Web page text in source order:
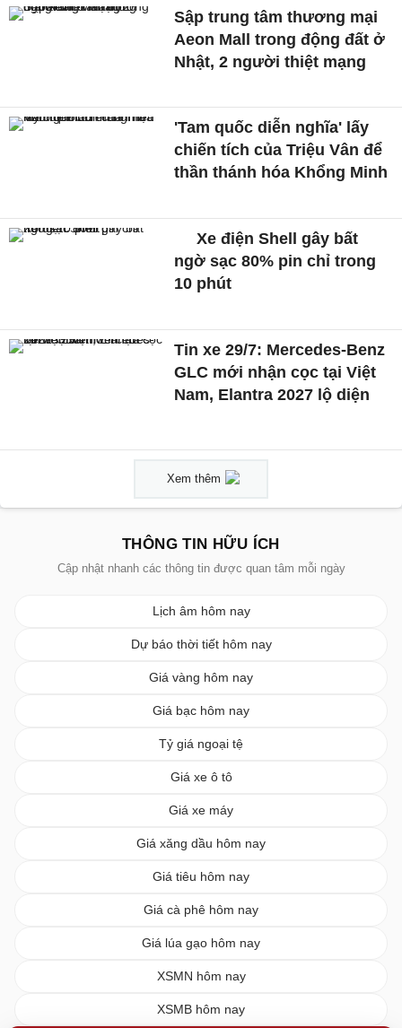
Sập trung tâm thương mại
Aeon Mall trong động đất ở
Nhật, 2 người thiệt mạng
'Tam quốc diễn nghĩa' lấy
chiến tích của Triệu Vân để
thần thánh hóa Khổng Minh
Xe điện Shell gây bất
ngờ sạc 80% pin chỉ trong
10 phút
Tin xe 29/7: Mercedes-Benz
GLC mới nhận cọc tại Việt
Nam, Elantra 2027 lộ diện
Xem thêm
THÔNG TIN HỮU ÍCH
Cập nhật nhanh các thông tin được quan tâm mỗi ngày
Lịch âm hôm nay
Dự báo thời tiết hôm nay
Giá vàng hôm nay
Giá bạc hôm nay
Tỷ giá ngoại tệ
Giá xe ô tô
Giá xe máy
Giá xăng dầu hôm nay
Giá tiêu hôm nay
Giá cà phê hôm nay
Giá lúa gạo hôm nay
XSMN hôm nay
XSMB hôm nay